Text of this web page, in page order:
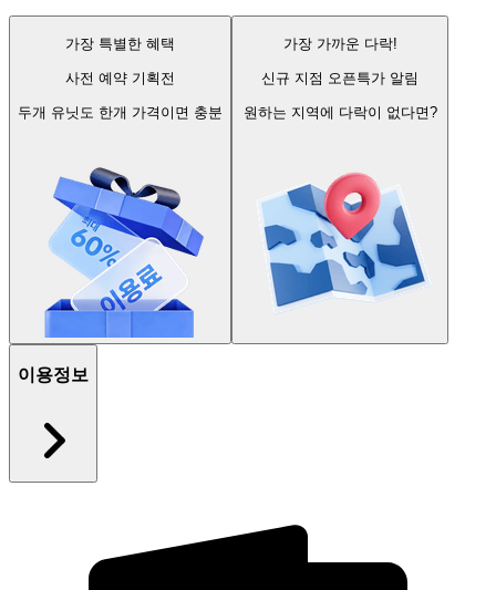
가장 특별한 혜택
사전 예약 기획전
두개 유닛도 한개 가격이면 충분
가장 가까운 다락!
신규 지점 오픈특가 알림
원하는 지역에 다락이 없다면?
이용정보